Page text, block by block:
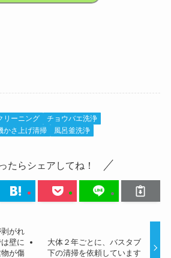
リーニング
チョウバエ洗浄
かさ上げ清掃 風呂釜洗浄
たらシェアしてね！
がれ
壁に
が傷
大体２年ごとに、バスタブ
下の清掃を依頼しています